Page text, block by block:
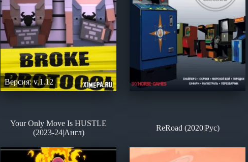
Версия: v.1.12
Your Only Move Is HUSTLE
(2023-24|Англ)
ReRoad (2020|Рус)